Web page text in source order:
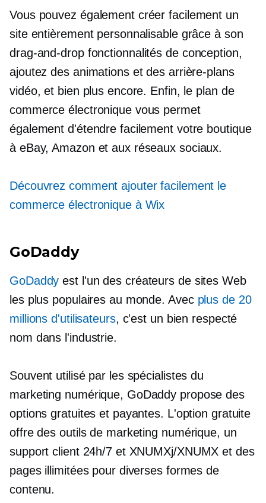
Vous pouvez également créer facilement un
site entièrement personnalisable grâce à son
drag-and-dropfonctionnalités de conception,
ajoutez des animations et des arrière-plans
vidéo, et bien plus encore. Enfin, le plan de
commerce électronique vous permet
également d'étendre facilement votre boutique
à eBay, Amazon et aux réseaux sociaux.
Découvrez comment ajouter facilement le
commerce électronique à Wix
GoDaddy
GoDaddy est l'un des créateurs de sites Web
les plus populaires au monde. Avec plus de 20
millions d'utilisateurs, c'est un bien respecté
nom dans l'industrie.
Souvent utilisé par les spécialistes du
marketing numérique, GoDaddy propose des
options gratuites et payantes. L'option gratuite
offre des outils de marketing numérique, un
support client 24h/7 et XNUMXj/XNUMX et des
pages illimitées pour diverses formes de
contenu.